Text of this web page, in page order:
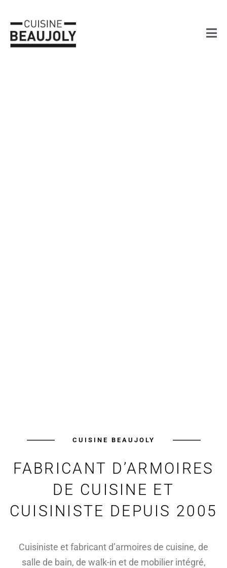
CUISINE BEAUJOLY
FABRICANT D’ARMOIRES
DE CUISINE ET
CUISINISTE DEPUIS 2005
Cuisiniste et fabricant d’armoires de cuisine, de
salle de bain, de walk-in et de mobilier intégré,